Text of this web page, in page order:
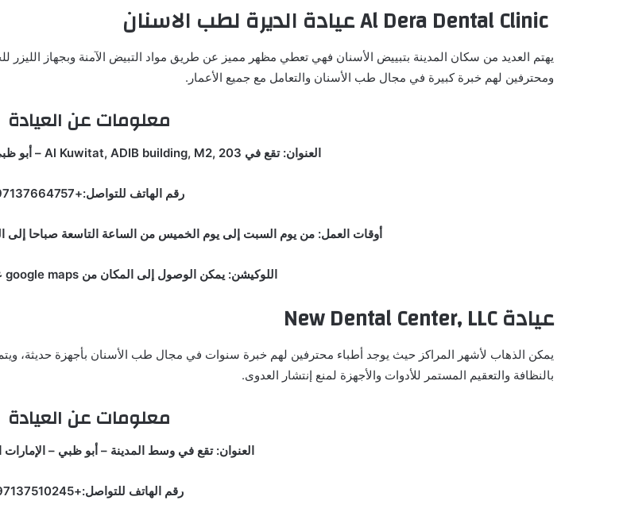
Al Dera Dental Clinicعيادة الديرة لطب الاسنان
يهتم العديد من سكان المدينة بتبييض الأسنان فهي تعطي مظهر مميز عن طريق مواد التبيض الآمنة وبجهاز
ومحترفين لهم خبرة كبيرة في مجال طب الأسنان والتعامل مع جميع الأعمار.
معلومات عن العيادة
العنوان: تقع في Al Kuwitat, ADIB building, M2, 203 – أبو ظبي – الإمارات العربية المتحدة.
رقم الهاتف للتواصل:+97137664757
أوقات العمل: من يوم السبت إلى يوم الخميس من الساعة التاسعة صباحا إلى
اللوكيشن: يمكن الوصول إلى المكان من google maps عن طريق
عيادةNew Dental Center, LLC
يمكن الذهاب لأشهر المراكز حيث يوجد أطباء محترفين لهم خبرة سنوات في مجال طب الأسنان بأجهزة حديثة، ويتم
بالنظافة والتعقيم المستمر للأدوات والأجهزة لمنع إنتشار العدوى.
معلومات عن العيادة
العنوان: تقع في وسط المدينة – أبو ظبي – الإمارات
رقم الهاتف للتواصل:+97137510245